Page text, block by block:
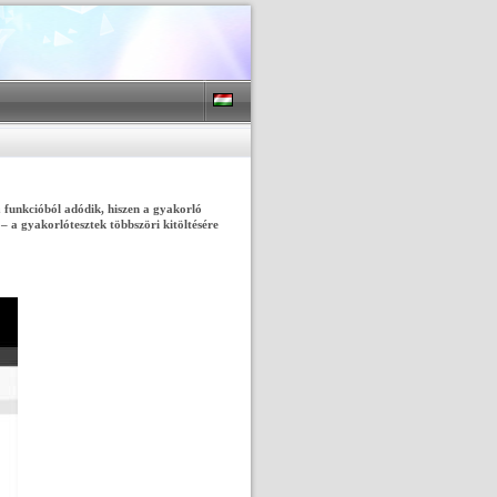
funkcióból adódik, hiszen a gyakorló
a gyakorlótesztek többszöri kitöltésére